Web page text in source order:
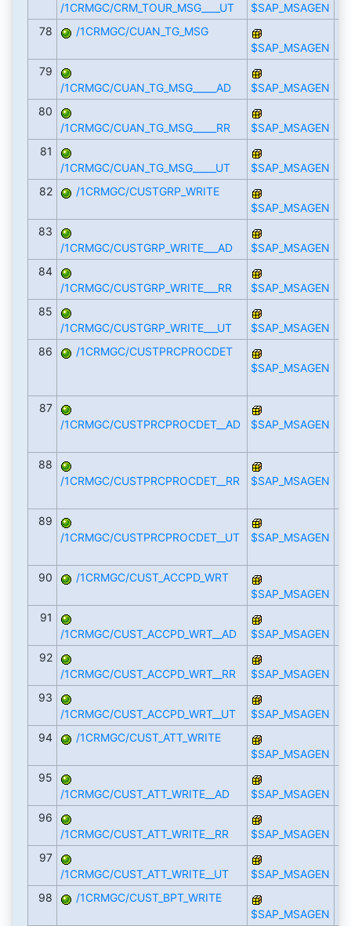
/1CRMGC/CRM_TOUR_MSG____UT
$SAP_MSAGEN
78
/1CRMGC/CUAN_TG_MSG
$SAP_MSAGEN
79
/1CRMGC/CUAN_TG_MSG_____AD
$SAP_MSAGEN
80
/1CRMGC/CUAN_TG_MSG_____RR
$SAP_MSAGEN
81
/1CRMGC/CUAN_TG_MSG_____UT
$SAP_MSAGEN
82
/1CRMGC/CUSTGRP_WRITE
$SAP_MSAGEN
83
/1CRMGC/CUSTGRP_WRITE___AD
$SAP_MSAGEN
84
/1CRMGC/CUSTGRP_WRITE___RR
$SAP_MSAGEN
85
/1CRMGC/CUSTGRP_WRITE___UT
$SAP_MSAGEN
86
/1CRMGC/CUSTPRCPROCDET
$SAP_MSAGEN
87
/1CRMGC/CUSTPRCPROCDET__AD
$SAP_MSAGEN
88
/1CRMGC/CUSTPRCPROCDET__RR
$SAP_MSAGEN
89
/1CRMGC/CUSTPRCPROCDET__UT
$SAP_MSAGEN
90
/1CRMGC/CUST_ACCPD_WRT
$SAP_MSAGEN
91
/1CRMGC/CUST_ACCPD_WRT__AD
$SAP_MSAGEN
92
/1CRMGC/CUST_ACCPD_WRT__RR
$SAP_MSAGEN
93
/1CRMGC/CUST_ACCPD_WRT__UT
$SAP_MSAGEN
94
/1CRMGC/CUST_ATT_WRITE
$SAP_MSAGEN
95
/1CRMGC/CUST_ATT_WRITE__AD
$SAP_MSAGEN
96
/1CRMGC/CUST_ATT_WRITE__RR
$SAP_MSAGEN
97
/1CRMGC/CUST_ATT_WRITE__UT
$SAP_MSAGEN
98
/1CRMGC/CUST_BPT_WRITE
$SAP_MSAGEN